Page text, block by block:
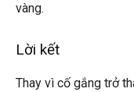
vàng.
Lời kết
Thay vì cố gắng trở